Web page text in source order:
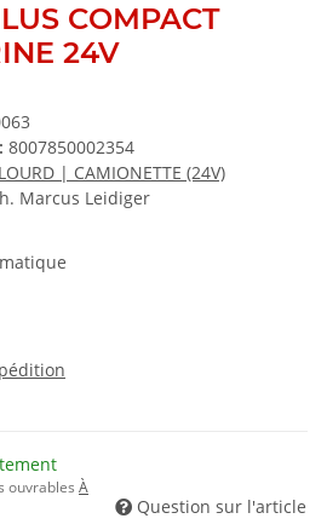
COMPACT
24V
8007850002354
| CAMIONETTE (24V)
Marcus Leidiger
ouvrables À
Question sur l'article